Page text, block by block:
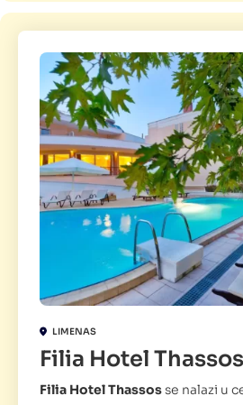
LIMENAS
Filia Hotel Thassos
Filia Hotel Thassosse nalazi u